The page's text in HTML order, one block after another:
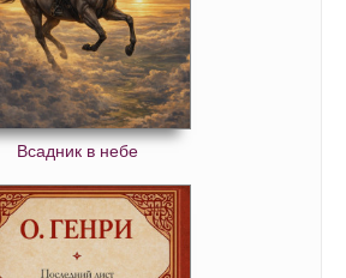
Всадник в небе